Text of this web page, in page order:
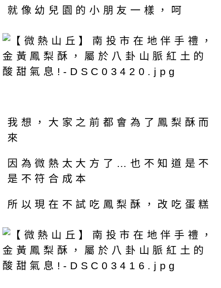
就像幼兒園的小朋友一樣，呵
我想，大家之前都會為了鳳梨酥而
來
因為微熱太大方了…也不知道是不
是不符合成本
所以現在不試吃鳳梨酥，改吃蛋糕